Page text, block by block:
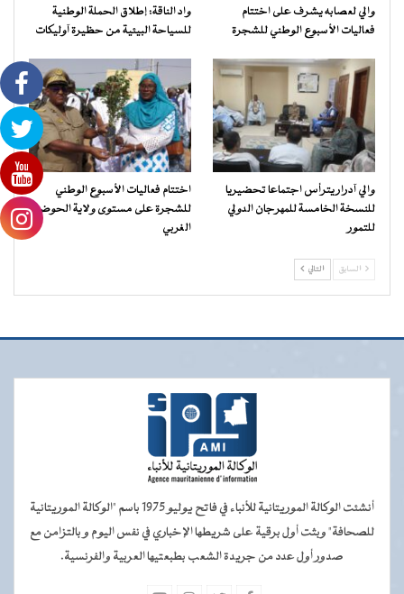
والي لعصابه يشرف على اختتام
فعاليات الأسبوع الوطني للشجرة
واد الناقة: إطلاق الحملة الوطنية
للسياحة البيئية من حظيرة آوليكات
والي آدرار يترأس اجتماعا تحضيريا
للنسخة الخامسة للمهرجان الدولي
للتمور
اختتام فعاليات الأسبوع الوطني
للشجرة على مستوى ولاية الحوض
الغربي
السابق التالي
أنشئت الوكالة الموريتانية للأنباء في فاتح يوليو 1975 باسم "الوكالة الموريتانية
للصحافة" وبثت أول برقية على شريطها الإخباري في نفس اليوم و بالتزامن مع
صدور أول عدد من جريدة الشعب بطبعتيها العربية والفرنسية.